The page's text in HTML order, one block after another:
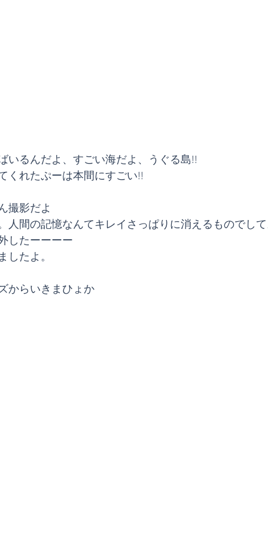
いるんだよ、すごい海だよ、うぐる島!!
くれたぷーは本間にすごい!!
撮影だよ
人間の記憶なんてキレイさっぱりに消えるものでし
したーーーー
したよ。
からいきまひょか